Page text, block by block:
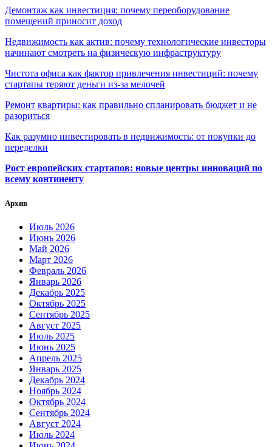
Демонтаж как инвестиция: почему переоборудование
помещений приносит доход
Недвижимость как актив: почему технологические инвесторы
начинают смотреть на физическую инфраструктуру
Чистота офиса как фактор привлечения инвестиций: почему
стартапы теряют деньги из-за мелочей
Ремонт квартиры: как правильно спланировать бюджет и не
разориться
Как разумно инвестировать в недвижимость: от покупки до
переделки
Рост европейских стартапов: новые центры инноваций по
всему континенту
Архив
Июль 2026
Июнь 2026
Май 2026
Март 2026
Февраль 2026
Январь 2026
Декабрь 2025
Октябрь 2025
Сентябрь 2025
Август 2025
Июль 2025
Июнь 2025
Апрель 2025
Январь 2025
Декабрь 2024
Ноябрь 2024
Октябрь 2024
Сентябрь 2024
Август 2024
Июль 2024